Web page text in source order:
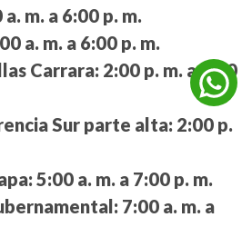
a. m. a 6:00 p. m.
a. m. a 6:00 p. m.
Carrara: 2:00 p. m. a 9:00
Sur parte alta: 2:00 p.
5:00 a. m. a 7:00 p. m.
7:00 a. m. a